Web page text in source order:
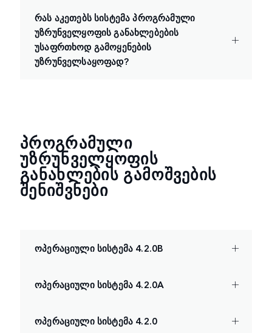
რას აკეთებს სისტემა პროგრამული
უზრუნველყოფის განახლებების
უსაფრთხოდ გამოყენების
უზრუნველსაყოფად?
ᲞᲠᲝᲒᲠᲐᲛᲣᲚᲘ
ᲣᲖᲠᲣᲜᲕᲔᲚᲧᲝᲤᲘᲡ
ᲒᲐᲜᲐᲮᲚᲔᲑᲘᲡ ᲒᲐᲛᲝᲨᲕᲔᲑᲘᲡ
ᲨᲔᲜᲘᲨᲕᲜᲔᲑᲘ
ოპერაციული სისტემა 4.2.0B
ოპერაციული სისტემა 4.2.0A
ოპერაციული სისტემა 4.2.0